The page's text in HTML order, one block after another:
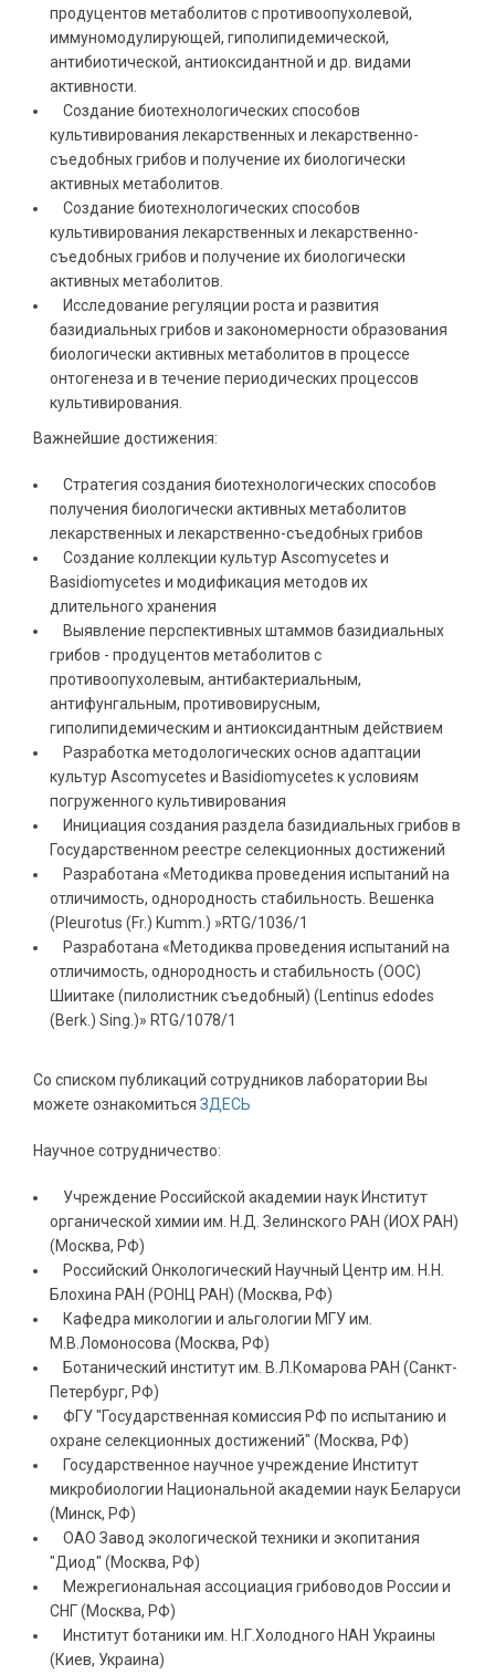
продуцентов метаболитов с противоопухолевой,
иммуномодулирующей, гиполипидемической,
антибиотической, антиоксидантной и др. видами
активности.
Создание биотехнологических способов
культивирования лекарственных и лекарственно-
съедобных грибов и получение их биологически
активных метаболитов.
Создание биотехнологических способов
культивирования лекарственных и лекарственно-
съедобных грибов и получение их биологически
активных метаболитов.
Исследование регуляции роста и развития
базидиальных грибов и закономерности образования
биологически активных метаболитов в процессе
онтогенеза и в течение периодических процессов
культивирования.
Важнейшие достижения:
Стратегия создания биотехнологических способов
получения биологически активных метаболитов
лекарственных и лекарственно-съедобных грибов
Создание коллекции культур Ascomycetes и
Basidiomycetes и модификация методов их
длительного хранения
Выявление перспективных штаммов базидиальных
грибов - продуцентов метаболитов с
противоопухолевым, антибактериальным,
антифунгальным, противовирусным,
гиполипидемическим и антиоксидантным действием
Разработка методологических основ адаптации
культур Ascomycetes и Basidiomycetes к условиям
погруженного культивирования
Инициация создания раздела базидиальных грибов в
Государственном реестре селекционных достижений
Разработана «Методиква проведения испытаний на
отличимость, однородность стабильность. Вешенка
(Pleurotus (Fr.) Kumm.) »RTG/1036/1
Разработана «Методиква проведения испытаний на
отличимость, однородность и стабильность (ООС)
Шиитаке (пилолистник съедобный) (Lentinus edodes
(Berk.) Sing.)» RTG/1078/1
Cо списком публикаций сотрудников лаборатории Вы
можете ознакомиться ЗДЕСЬ
Научное сотрудничество:
Учреждение Российской академии наук Институт
органической химии им. Н.Д. Зелинского РАН (ИОХ РАН)
(Москва, РФ)
Российский Онкологический Научный Центр им. Н.Н.
Блохина РАН (РОНЦ РАН) (Москва, РФ)
Кафедра микологии и альгологии МГУ им.
М.В.Ломоносова (Москва, РФ)
Ботанический институт им. В.Л.Комарова РАН (Санкт-
Петербург, РФ)
ФГУ "Государственная комиссия РФ по испытанию и
охране селекционных достижений" (Москва, РФ)
Государственное научное учреждение Институт
микробиологии Национальной академии наук Беларуси
(Минск, РФ)
ОАО Завод экологической техники и экопитания
"Диод" (Москва, РФ)
Межрегиональная ассоциация грибоводов России и
СНГ (Москва, РФ)
Институт ботаники им. Н.Г.Холодного НАН Украины
(Киев, Украина)